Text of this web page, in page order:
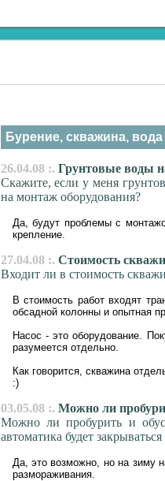
Бурение, скважина,
26.04.08 :. Грунтовые воды
Скажите, если у меня
на монтаж оборудования?
Да, будут проблемы с
крепление.
27.04.08 :. Стоимость
Входит ли в стоимость
В стоимость работ входят
обсадной колонны и опытная
Насос - это оборудование.
разумеется отдельно.
Как говорится, скважина
:)
03.05.08 :. Можно ли
Можно ли пробурить и
автоматика будет закрываться
Да, это возможно, но на зиму
размораживания.